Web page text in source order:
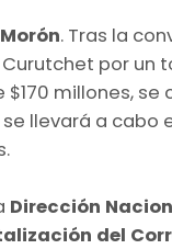
Morón. Tras la
por un
millones,
llevará a cabo
Dirección
del